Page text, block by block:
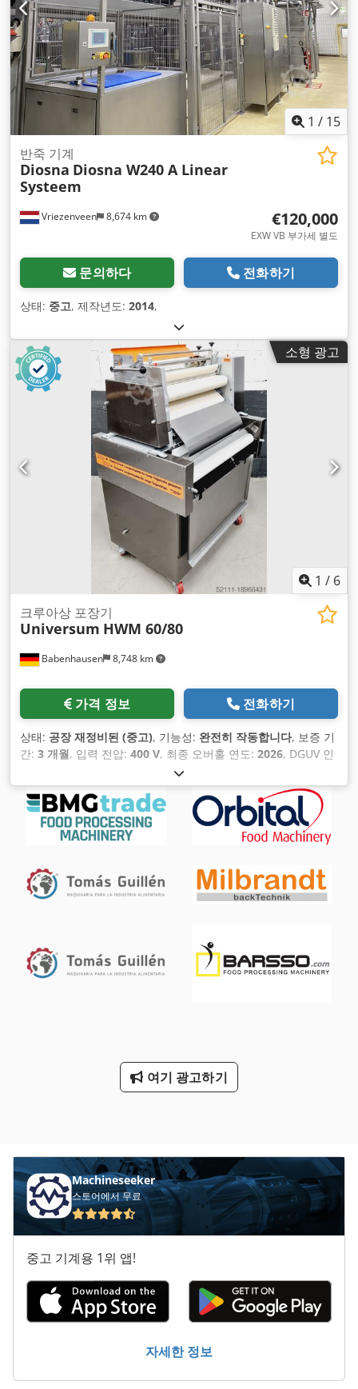
1 / 15
Vriezenveen 8,674 km
반죽 기계
Diosna Diosna W240 A Linear
Systeem
€120,000
EXW VB 부가세 별도
문의하다 전화하기
상태: 중고, 제작년도: 2014,
소형 광고
1 / 6
Babenhausen 8,748 km
크루아상 포장기
Universum HWM 60/80
가격 정보 전화하기
상태: 공장 재정비된 (중고), 기능성: 완전히 작동합니다, 보증 기
간: 3 개월, 입력 전압: 400 V, 최종 오버홀 연도: 2026, DGUV 인
, 작업 폭:800 mm
800 mm, 입력 전류 유형:삼상, 총 폭:1,000 mm, 총 길이:900
mm , 총 높이: 1,400 mm
여기 광고하기
Machineseeker
스토어에서 무료
중고 기계용 1위 앱!
자세한 정보